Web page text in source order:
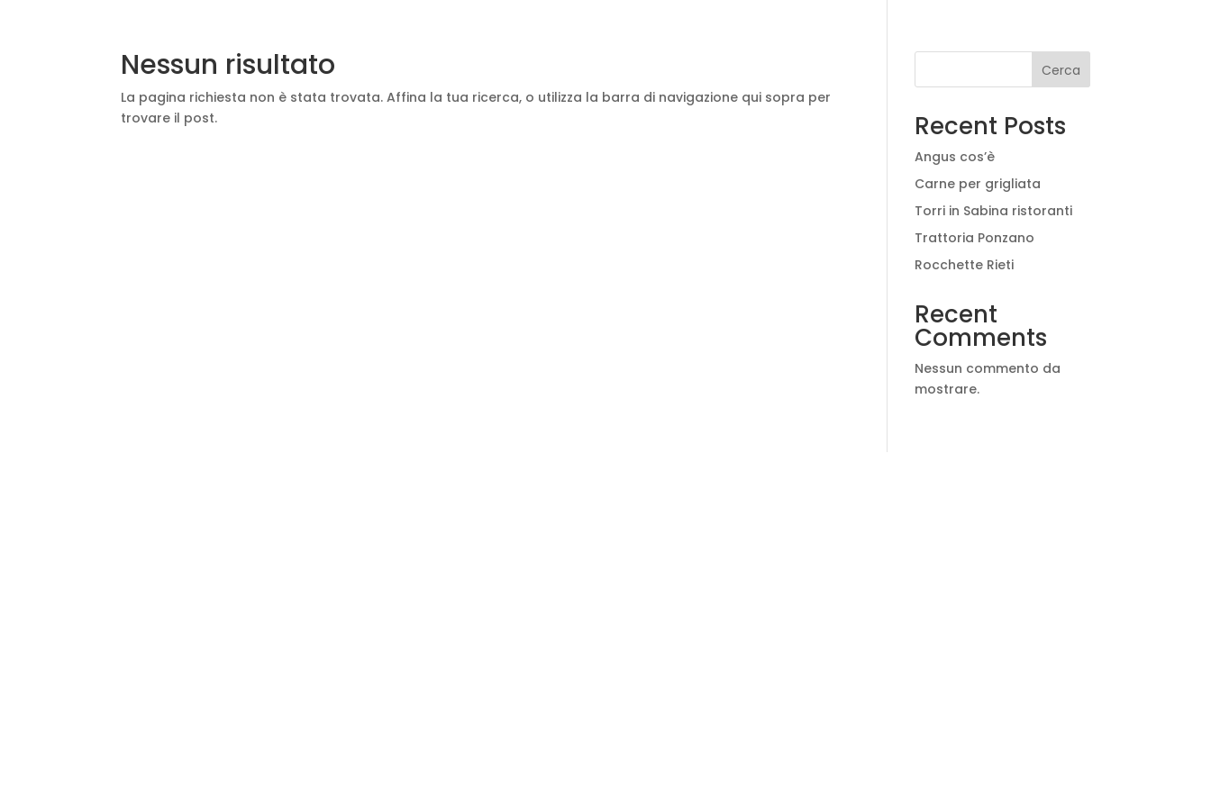
Nessun risultato
La pagina richiesta non è stata trovata. Affina la tua ricerca, o utilizza la barra di navigazione qui sopra per
trovare il post.
Cerca
Recent Posts
Angus cos’è
Carne per grigliata
Torri in Sabina ristoranti
Trattoria Ponzano
Rocchette Rieti
Recent
Comments
Nessun commento da
mostrare.